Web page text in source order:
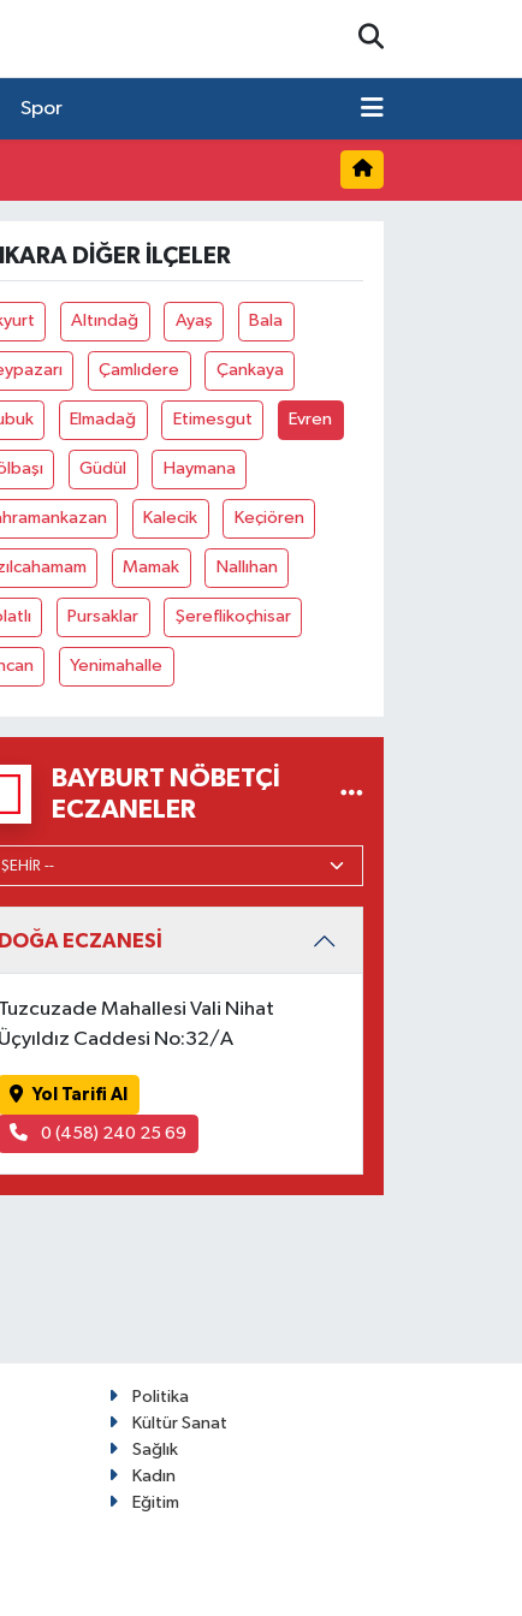
Spor
DIĞER İLÇELER
Altındağ Ayaş Bala
Çamlıdere Çankaya
Elmadağ Etimesgut Evren
Güdül Haymana
Kalecik Keçiören
Mamak Nallıhan
Pursaklar Şereflikoçhisar
Yenimahalle
BAYBURT NÖBETÇI
ECZANELER
DOĞA ECZANESİ
Tuzcuzade Mahallesi Vali Nihat
Üçyıldız Caddesi No:32/A
Yol Tarifi Al
0 (458) 240 25 69
Politika
Kültür Sanat
Sağlık
Kadın
Eğitim